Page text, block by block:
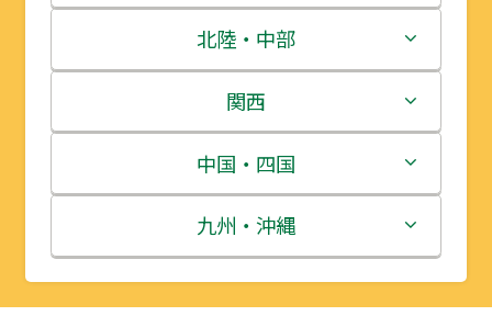
青森県
岩手県
宮城県
秋田県
山形県
茨城県
栃木県
群馬県
埼玉県
千葉県
北陸・中部
新潟県
富山県
石川県
福井県
関西
三重県
滋賀県
京都府
中国・四国
鳥取県
島根県
九州・沖縄
福岡県